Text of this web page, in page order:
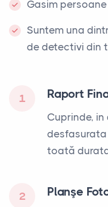
Gasim
Suntem una
de detectivi din
1 Raport
Cuprinde,
toată
2 Planşe